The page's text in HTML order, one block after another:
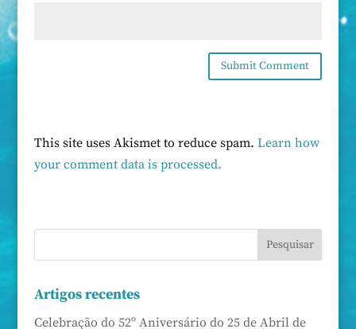
This site uses Akismet to reduce spam. Learn how
your comment data is processed.
Artigos recentes
Celebração do 52º Aniversário do 25 de Abril de